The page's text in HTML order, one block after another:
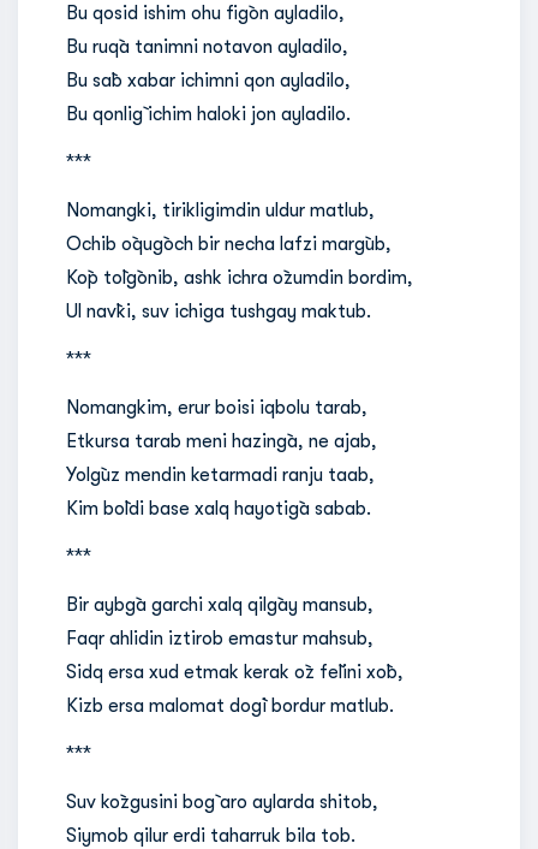
Bu qosid ishim ohu fig`on ayladilo,
Bu ruq`a tanimni notavon ayladilo,
Bu sa`b xabar ichimni qon ayladilo,
Bu qonlig` ichim haloki jon ayladilo.
***
Nomangki, tirikligimdin uldur matlub,
Ochib o`qug`och bir necha lafzi marg`ub,
Ko`p to`lg`onib, ashk ichra o`zumdin bordim,
Ul nav`ki, suv ichiga tushgay maktub.
***
Nomangkim, erur boisi iqbolu tarab,
Etkursa tarab meni hazing`a, ne ajab,
Yolg`uz mendin ketarmadi ranju taab,
Kim bo`ldi base xalq hayotig`a sabab.
***
Bir aybg`a garchi xalq qilg`ay mansub,
Faqr ahlidin iztirob emastur mahsub,
Sidq ersa xud etmak kerak o`z fe`lini xo`b,
Kizb ersa malomat dog`i bordur matlub.
***
Suv ko`zgusini bog` aro aylarda shitob,
Siymob qilur erdi taharruk bila tob.